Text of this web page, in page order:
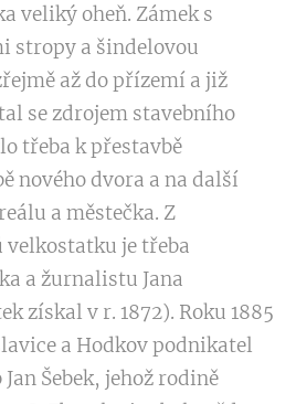
veliký oheň. Zámek s
stropy a šindelovou
až do přízemí a již
se zdrojem stavebního
třeba k přestavbě
nového dvora a na další
a městečka. Z
je třeba
a žurnalistu Jana
získal v r. 1872). Roku 1885
a Hodkov podnikatel
Šebek, jehož rodině